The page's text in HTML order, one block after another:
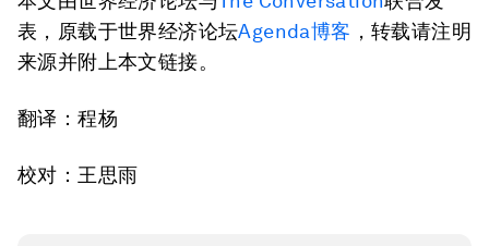
表，原载于世界经济论坛Agenda博客 ，转载请注明
来源并附上本文链接。
翻译：程杨
校对：王思雨